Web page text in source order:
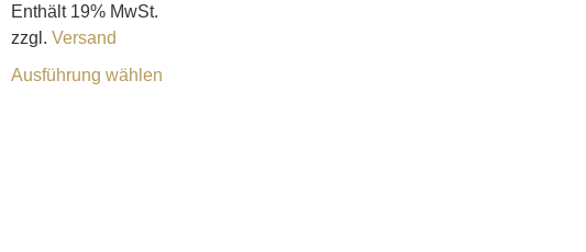
Enthält 19% MwSt.
zzgl. Versand
Ausführung wählen